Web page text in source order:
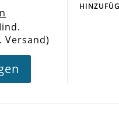
Versand)